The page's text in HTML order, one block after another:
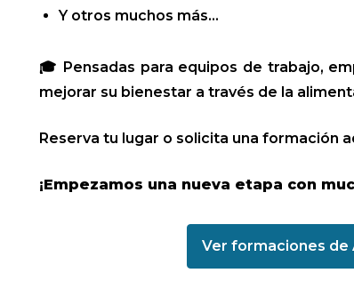
Y otros muchos más...
🎓 Pensadas para equipos de trabajo,
mejorar su bienestar a través de la
Reserva tu lugar o solicita una formación
¡Empezamos una nueva etapa con
Ver formaciones de